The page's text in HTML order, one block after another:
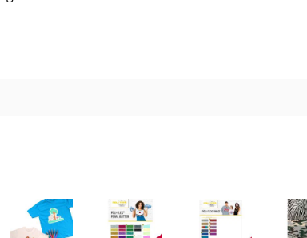
474 Light-Green